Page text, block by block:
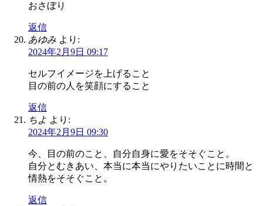
おさぼり
返信
あゆみ より:
2024年2月9日 09:17
セルフイメージを上げること
目の前の人を笑顔にすること
返信
ちよ より:
2024年2月9日 09:30
今、目の前のこと、自分自身に愛をそそぐこと。
自分とむきあい、本当に本当にやりたいことに時間と
情熱をそそぐこと。
返信